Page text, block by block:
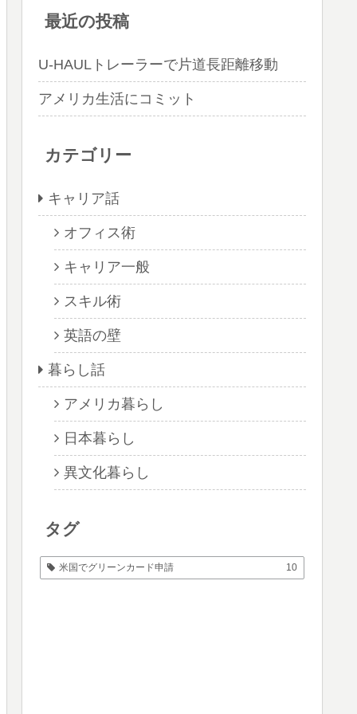
最近の投稿
U-HAULトレーラーで片道長距離移動
アメリカ生活にコミット
カテゴリー
キャリア話
オフィス術
キャリア一般
スキル術
英語の壁
暮らし話
アメリカ暮らし
日本暮らし
異文化暮らし
タグ
米国でグリーンカード申請 10